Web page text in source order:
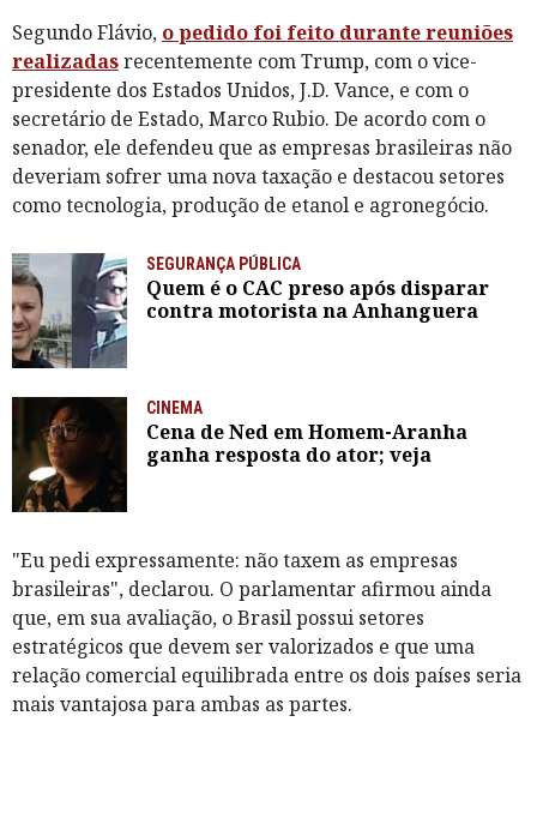
Segundo Flávio, o pedido foi feito durante reuniões
realizadasrecentemente com Trump, com o vice-
presidente dos Estados Unidos, J.D. Vance, e com o
secretário de Estado, Marco Rubio. De acordo com o
senador, ele defendeu que as empresas brasileiras não
deveriam sofrer uma nova taxação e destacou setores
como tecnologia, produção de etanol e agronegócio.
SEGURANÇA PÚBLICA
Quem é o CAC preso após disparar
contra motorista na Anhanguera
CINEMA
Cena de Ned em Homem-Aranha
ganha resposta do ator; veja
"Eu pedi expressamente: não taxem as empresas
brasileiras", declarou. O parlamentar afirmou ainda
que, em sua avaliação, o Brasil possui setores
estratégicos que devem ser valorizados e que uma
relação comercial equilibrada entre os dois países seria
mais vantajosa para ambas as partes.